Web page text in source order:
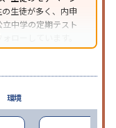
生徒が多く、内申
中学の定期テスト
ローしています。
は各教科書に合わ
を深められます。
環境